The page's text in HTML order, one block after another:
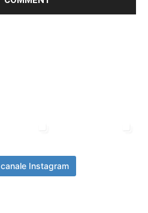
Instagram